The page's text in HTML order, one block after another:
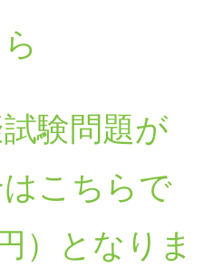
験問題が
こちらで
）となりま